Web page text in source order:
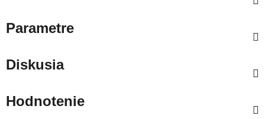
Parametre
Diskusia
Hodnotenie